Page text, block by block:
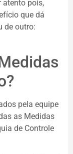
atento pois,
que dá
de outro:
pela equipe
as Medidas
de Controle